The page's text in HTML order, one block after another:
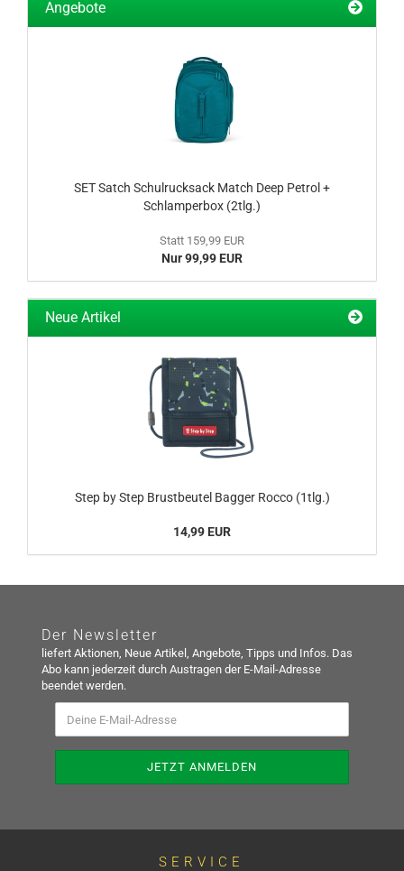
Angebote
SET Satch Schulrucksack Match Deep Petrol +
Schlamperbox (2tlg.)
Statt 159,99 EUR
Nur 99,99 EUR
Neue Artikel
Step by Step Brustbeutel Bagger Rocco (1tlg.)
14,99 EUR
Der Newsletter
liefert Aktionen, Neue Artikel, Angebote, Tipps und Infos. Das
Abo kann jederzeit durch Austragen der E-Mail-Adresse
beendet werden.
SERVICE